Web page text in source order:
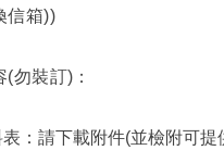
信箱))
勿裝訂)：
：請下載附件(並檢附可提